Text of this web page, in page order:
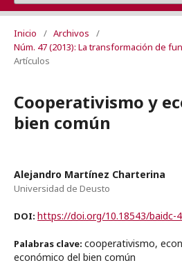
Inicio / Archivos
/
Núm. 47 (2013): La transformación de
Artículos
Cooperativismo y
bien común
Alejandro Martínez Charterina
Universidad de Deusto
DOI: https://doi.org/10.18543/baidc-
Palabras clave: cooperativismo,
económico del bien común